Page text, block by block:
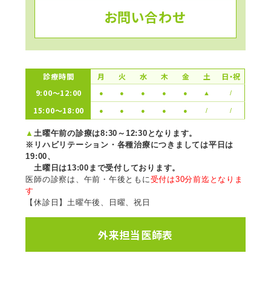
お問い合わせ
診療時間 月 火 水 木 金 土
日・祝
9:00〜12:00
● ● ● ● ● ▲ /
15:00〜18:00 ● ● ● ● ● / /
▲ 土曜午前の診療は8:30～12:30となります。
※リハビリテーション・各種治療につきましては平日は
19:00、
土曜日は13:00まで受付しております。
医師の診察は、午前・午後ともに 受付は30分前迄となりま
す
【休診日】土曜午後、日曜、祝日
外来担当医師表